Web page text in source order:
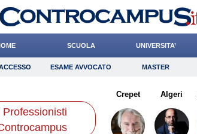
SCUOLA UNIVERSITA’
Esame Avvocato Master
Consigli
ESAME AVVOCATO MASTER
Professionisti
Crepet Algeri